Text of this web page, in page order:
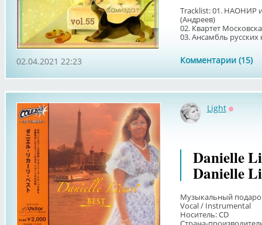
Tracklist: 01. НАОНИР
(Андреев)
02. Квартет
03. Ансамбль
Комментарии (15)
02.04.2021 22:23
Light
Danielle
Danielle
Музыкальный
Vocal / Instrumental
Носитель: CD